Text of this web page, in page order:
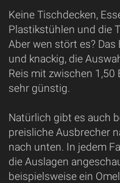
Keine Tischdecken,
Plastikstühlen und die
Aber wen stört es?
und knackig, die
Reis mit zwischen 1,50
sehr günstig.
Natürlich gibt es auch
preisliche Ausbrecher
nach unten. In jedem
die Auslagen
beispielsweise ein